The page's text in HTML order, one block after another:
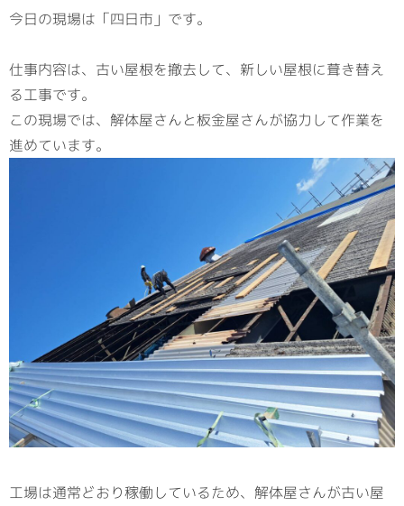
今日の現場は「四日市」です。
仕事内容は、古い屋根を撤去して、新しい屋根に葺き替え
る工事です。
この現場では、解体屋さんと板金屋さんが協力して作業を
進めています。
工場は通常どおり稼働しているため、解体屋さんが古い屋